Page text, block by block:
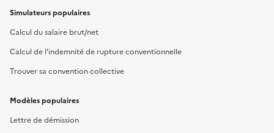
Simulateurs populaires
Calcul du salaire brut/net
Calcul de l'indemnité de rupture conventionnelle
Trouver sa convention collective
Modèles populaires
Lettre de démission